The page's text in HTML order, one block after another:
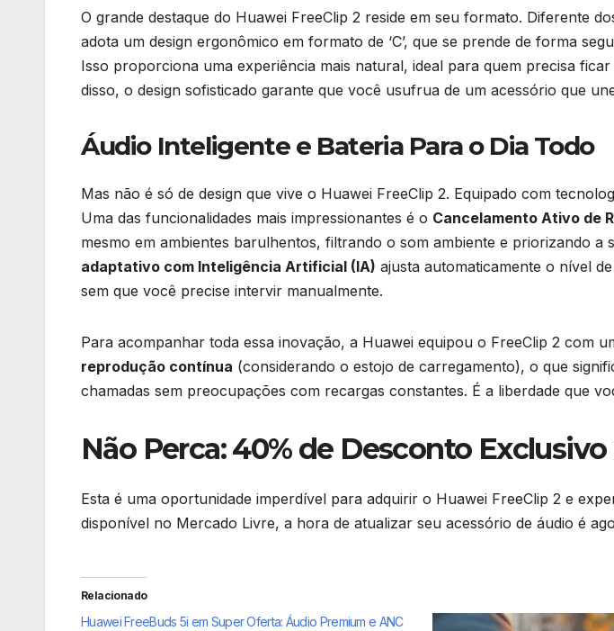
O grande destaque do Huawei FreeClip 2 reside em seu formato. Diferente
adota um design ergonômico em formato de ‘C’, que se prende de forma
Isso proporciona uma experiência mais natural, ideal para quem precisa
disso, o design sofisticado garante que você usufrua de um acessório que
Áudio Inteligente e Bateria Para o Dia Todo
Mas não é só de design que vive o Huawei FreeClip 2. Equipado com
Uma das funcionalidades mais impressionantes é o Cancelamento Ativo de
mesmo em ambientes barulhentos, filtrando o som ambiente e priorizando
adaptativo com Inteligência Artificial (IA) ajusta automaticamente o nível
sem que você precise intervir manualmente.
Para acompanhar toda essa inovação, a Huawei equipou o FreeClip 2 com
reprodução contínua (considerando o estojo de carregamento), o que
chamadas sem preocupações com recargas constantes. É a liberdade que
Não Perca: 40% de Desconto
Esta é uma oportunidade imperdível para adquirir o Huawei FreeClip 2 e
disponível no Mercado Livre, a hora de atualizar seu acessório de áudio é
Relacionado
Huawei FreeBuds 5i em Super Oferta: Áudio Premium e ANC